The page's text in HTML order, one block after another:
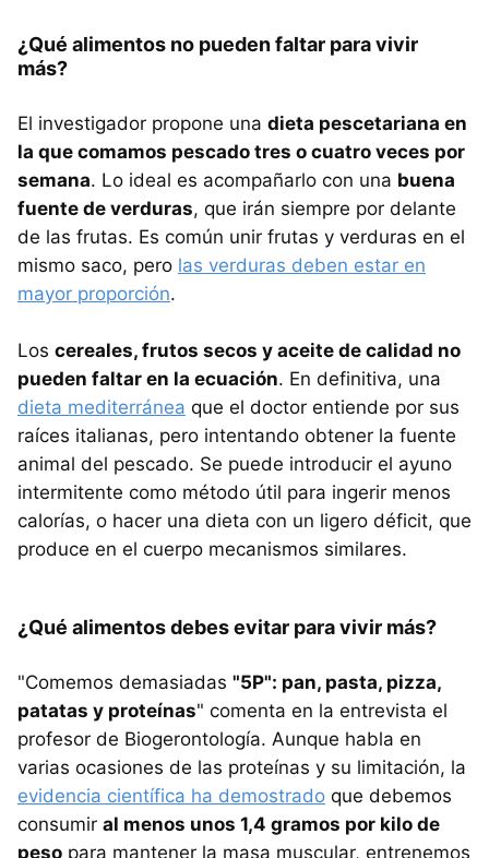
¿Qué alimentos no pueden faltar para vivir
más?
El investigador propone una dieta pescetariana en
la que comamos pescado tres o cuatro veces por
semana. Lo ideal es acompañarlo con una buena
fuente de verduras, que irán siempre por delante
de las frutas. Es común unir frutas y verduras en el
mismo saco, pero las verduras deben estar en
mayor proporción.
Los cereales, frutos secos y aceite de calidad no
pueden faltar en la ecuación. En definitiva, una
dieta mediterránea que el doctor entiende por sus
raíces italianas, pero intentando obtener la fuente
animal del pescado. Se puede introducir el ayuno
intermitente como método útil para ingerir menos
calorías, o hacer una dieta con un ligero déficit, que
produce en el cuerpo mecanismos similares.
¿Qué alimentos debes evitar para vivir más?
"Comemos demasiadas "5P": pan, pasta, pizza,
patatas y proteínas" comenta en la entrevista el
profesor de Biogerontología. Aunque habla en
varias ocasiones de las proteínas y su limitación, la
evidencia científica ha demostrado que debemos
consumir al menos unos 1,4 gramos por kilo de
peso para mantener la masa muscular, entrenemos